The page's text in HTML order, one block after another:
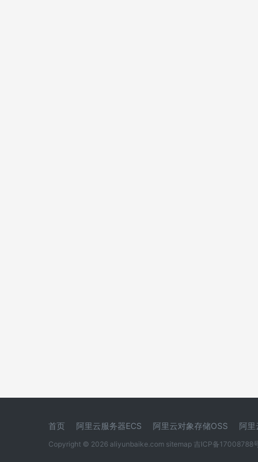
首页 阿里云服务器ECS 阿里云对象存储OSS 阿
Copyright © 2026 aliyunbaike.com sitemap 吉ICP备17008788